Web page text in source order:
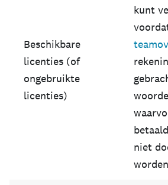
Beschikbare
licenties (of
ongebruikte
licenties)
kunt
niet